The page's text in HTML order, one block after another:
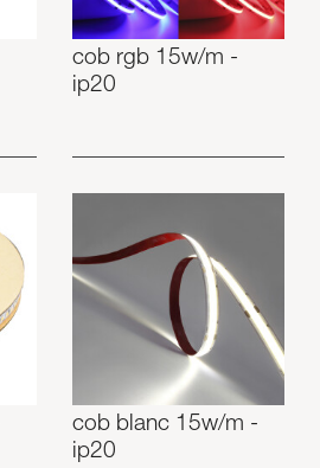
cob rgb 15w/m -
ip20
cob blanc 15w/m -
ip20